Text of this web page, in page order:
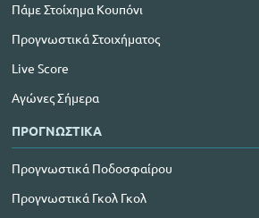
Πάμε Στοίχημα Κουπόνι
Προγνωστικά Στοιχήματος
Live Score
Αγώνες Σήμερα
ΠΡΟΓΝΩΣΤΙΚΑ
Προγνωστικά Ποδοσφαίρου
Προγνωστικά Γκολ Γκολ